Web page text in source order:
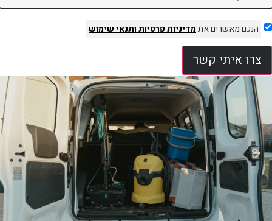
הנכם מאשרים אתמדיניות פרטיותותנאי שימוש
צרו איתי קשר